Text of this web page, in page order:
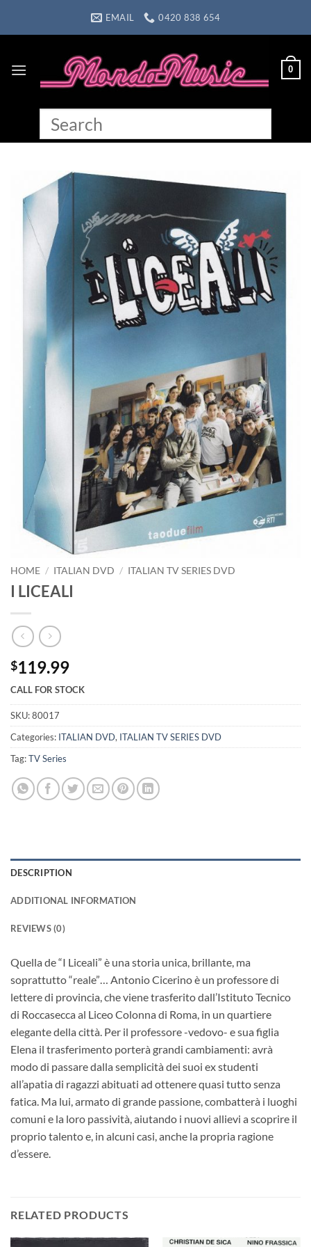
EMAIL 0420 838 654
0
HOME / ITALIAN DVD / ITALIAN TV SERIES DVD
I LICEALI
$119.99
CALL FOR STOCK
SKU:80017
Categories: ITALIAN DVD, ITALIAN TV SERIES DVD
Tag:TV Series
DESCRIPTION
ADDITIONAL INFORMATION
REVIEWS (0)
Quella de “I Liceali” è una storia unica, brillante, ma
soprattutto “reale”… Antonio Cicerino è un professore di
lettere di provincia, che viene trasferito dall’Istituto Tecnico
di Roccasecca al Liceo Colonna di Roma, in un quartiere
elegante della città. Per il professore -vedovo- e sua figlia
Elena il trasferimento porterà grandi cambiamenti: avrà
modo di passare dalla semplicità dei suoi ex studenti
all’apatia di ragazzi abituati ad ottenere quasi tutto senza
fatica. Ma lui, armato di grande passione, combatterà i luoghi
comuni e la loro passività, aiutando i nuovi allievi a scoprire il
proprio talento e, in alcuni casi, anche la propria ragione
d’essere.
RELATED PRODUCTS